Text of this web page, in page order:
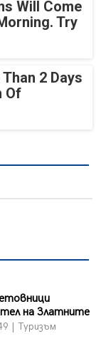
Will Come
Try
2 Days
Of
на Златните
| Туризъм